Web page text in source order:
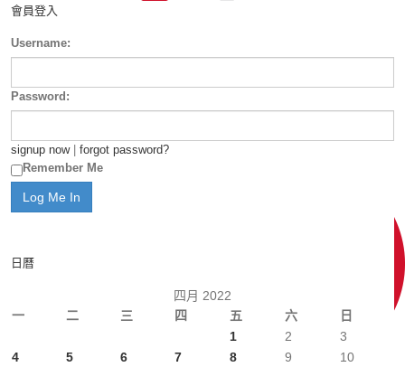
會員登入
Username:
Password:
signup now| forgot password?
Remember Me
日曆
四月 2022
一
二 三 四 五 六 日
1 2
3
4
5 6 7 8 9
10